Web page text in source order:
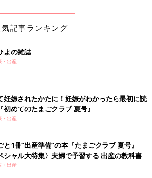
記事ランキング
よの雑誌
・出産
妊娠されたかたに！妊娠がわかったら最初に読
初めてのたまごクラブ 夏号』
・出産
と1冊“出産準備”の本『たまごクラブ 夏号』
シャル大特集〉夫婦で予習する 出産の教科書
・出産